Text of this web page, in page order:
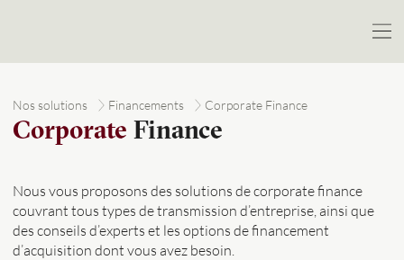
Nos solutions Financements Corporate Finance
Corporate Finance
Nous vous proposons des solutions de corporate finance
couvrant tous types de transmission d’entreprise, ainsi que
des conseils d’experts et les options de financement
d’acquisition dont vous avez besoin.